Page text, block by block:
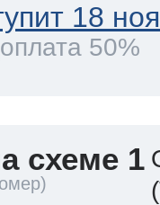
18
50%
схеме 1